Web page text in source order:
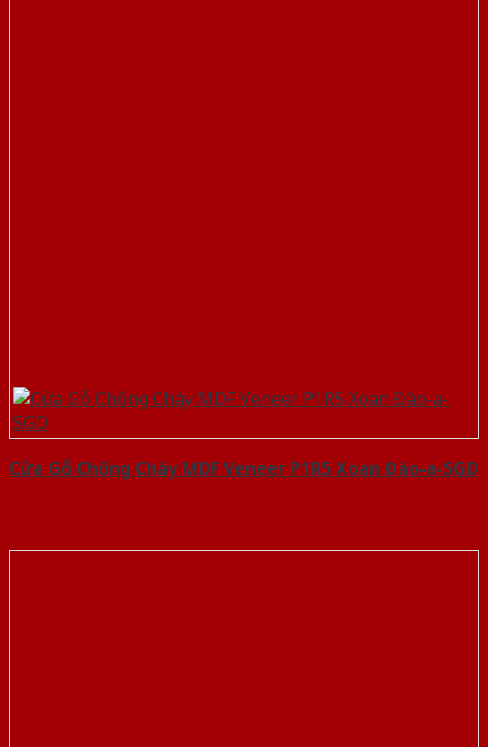
Cửa Gỗ Chống Cháy MDF Veneer P1R5 Xoan Đào-a-SGD